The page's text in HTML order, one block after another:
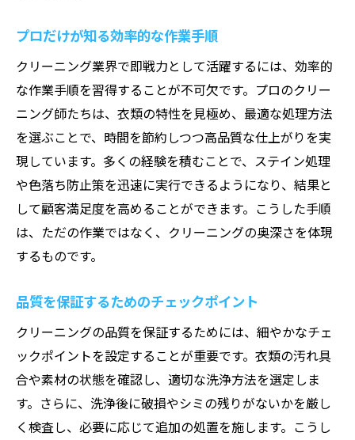
プロだけが知る効率的な作業手順
クリーニング業界で即戦力として活躍するには、効率的
な作業手順を習得することが不可欠です。プロのクリー
ニング師たちは、衣類の特性を見極め、最適な処理方法
を選ぶことで、時間を節約しつつ高品質な仕上がりを実
現しています。多くの経験を積むことで、ステイン処理
や色落ち防止策を迅速に実行できるようになり、結果と
して顧客満足度を高めることができます。こうした手順
は、ただの作業ではなく、クリーニングの奥深さを体現
するものです。
品質を保証するためのチェックポイント
クリーニングの品質を保証するためには、細やかなチェ
ックポイントを設定することが重要です。衣類の汚れ具
合や素材の状態を確認し、適切な洗浄方法を選定しま
す。さらに、洗浄後に破損やシミの残りがないかを厳し
く検査し、必要に応じて追加の処置を施します。こうし